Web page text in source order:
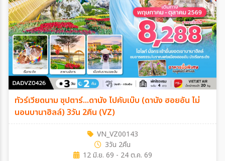
ทัวร์เวียดนาม ซุปตาร์...ดานัง ไปคับเบ๊บ (ดานัง ฮอยอัน ไม่
นอนบานาฮิลล์) 3วัน 2คืน (VZ)
VN_VZ00143
3วัน 2คืน
12 มิ.ย. 69 - 24 ต.ค. 69